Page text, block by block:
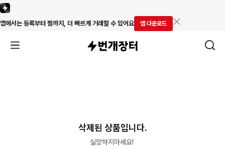
앱에서는 등록부터 찜까지, 더 빠르게 거래할 수 있어요 앱 다운로드
삭제된 상품입니다.
실망하지마세요!